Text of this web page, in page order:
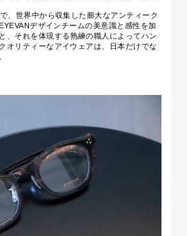
、 世界中から収集した膨大なアンティーク
デザインチームの美意識と感性を加
、それを体現する熟練の職人によってハン
オリティーなアイウェアは、日本だけでな